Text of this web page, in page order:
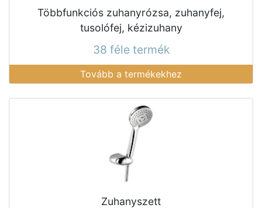
Többfunkciós zuhanyrózsa, zuhanyfej,
tusolófej, kézizuhany
38 féle termék
Tovább a termékekhez
Zuhanyszett